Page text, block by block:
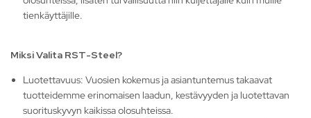
tienkäyttäjille.
Miksi Valita RST-Steel?
Luotettavuus: Vuosien kokemus ja asiantuntemus takaavat
tuotteidemme erinomaisen laadun, kestävyyden ja luotettavan
suorituskyvyn kaikissa olosuhteissa.